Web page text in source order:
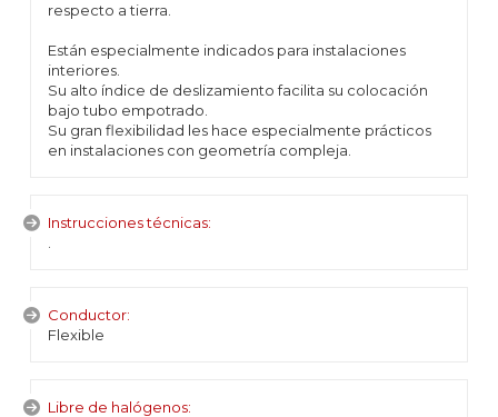
respecto a tierra.
Están especialmente indicados para instalaciones
interiores.
Su alto índice de deslizamiento facilita su colocación
bajo tubo empotrado.
Su gran flexibilidad les hace especialmente prácticos
en instalaciones con geometría compleja.
Instrucciones técnicas:
Conductor:
Flexible
Libre de halógenos: